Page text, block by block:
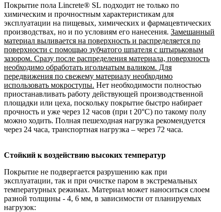
Покрытие пола Lincrete® SL подходит не только по
химическим и прочностным характеристикам для
эксплуатации на пищевых, химических и фармацевтических
производствах, но и по условиям его нанесения. Замешанный
материал выливается на поверхность и распределяется по
поверхности с помощью зубчатого шпателя с штырьковым
зазором. Сразу после распределения материала, поверхность
необходимо обработать игольчатым валиком. Для
передвижения по свежему материалу необходимо
использовать мокроступы. Нет необходимости полностью
приостанавливать работу действующей производственной
площадки или цеха, поскольку покрытие быстро набирает
прочность и уже через 12 часов (при t 20°С) по такому полу
можно ходить. Полная пешеходная нагрузка рекомендуется
через 24 часа, транспортная нагрузка – через 72 часа.
Стойкий к воздействию высоких температур
Покрытие не подвергается разрушению как при
эксплуатации, так и при очистке паром в экстремальных
температурных режимах. Материал может наноситься слоем
разной толщины - 4, 6 мм, в зависимости от планируемых
нагрузок: